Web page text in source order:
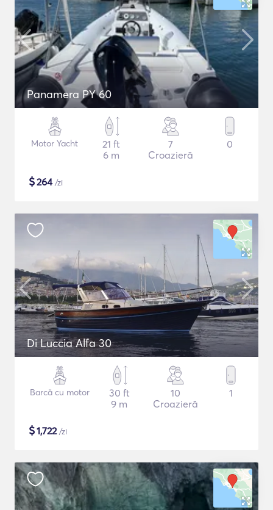
Panamera PY 60
Motor Yacht
21 ft
6 m
7
Croazieră
0
$264/zi
Di Luccia Alfa 30
Barcă cu motor
30 ft
9 m
10
Croazieră
1
$1,722/zi